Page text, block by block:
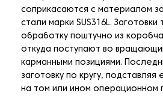
соприкасаются с материалом
стали марки SUS316L.
обработку поштучно из
откуда поступают во
карманными позициями.
заготовку по кругу,
на том или ином операционном